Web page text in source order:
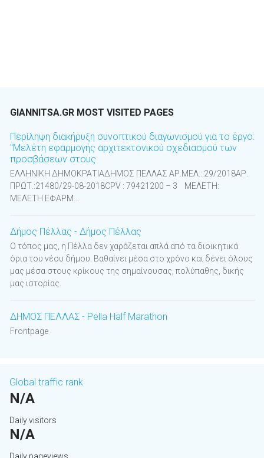
GIANNITSA.GR MOST VISITED PAGES
Περίληψη διακήρυξη συνοπτικού διαγωνισμού για το έργο:
"Μελέτη εφαρμογής αρχιτεκτονικού σχεδιασμού των
προσβάσεων στους
ΕΛΛΗΝΙΚΗ ΔΗΜΟΚΡΑΤΙΑΔΗΜΟΣ ΠΕΛΛΑΣ ΑΡ.ΜΕΛ.: 29/2018ΑΡ.
ΠΡΩΤ.:21480/29-08-2018CPV : 79421200 – 3 ΜΕΛΕΤΗ:
ΜΕΛΕΤΗ ΕΦΑΡΜ...
Δήμος Πέλλας - Δήμος Πέλλας
Ο τόπος μας, η Πέλλα δεν χαράζεται απλά από τα διοικητικά
όρια του νέου δήμου. Βαθαίνει μέσα στο χρόνο και δένει όλους
μας μέσα στους κρίκους της σημαίνουσας, πολύπαθης, δικής
μας ιστορίας.
ΔΗΜΟΣ ΠΕΛΛΑΣ - Pella Half Marathon
Frontpage
Global traffic rank
N/A
Daily visitors
N/A